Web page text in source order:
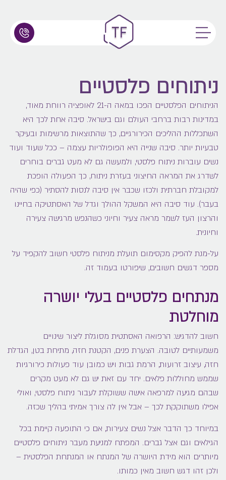
ניתוחים פלסטיים
הניתוחים הפלסטיים הפכו במאה ה-21 לאופציה רווחת מאוד,
במדינות רבות ברחבי העולם וגם בישראל. סיבה אחת לכך היא
השתכללות ההליכים הכירורגיים, כך שהתוצאות מרשימות ובעיקר
טבעיות יותר. סיבה שנייה היא הפופולריות עצמה – ככל שעוד ועוד
נשים עוברות ניתוח פלסטי, ולמעשה גם לא מעט גברים בוחרים
לשדרג את המראה החיצוני בעזרת ניתוח, כך הפעולה הופכת
למקובלת חברתית ולכזו שכבר אין סיבה לנסות להסתיר (כפי שהיה
בעבר). עוד סיבה היא המשקל ההולך וגדל של האסתטיקה בחיינו
והרצון העז לשמר מראה צעיר וחיוני כשהנפש מרגישה צעירה
וחיונית.
על-מנת להפיק מקסימום תועלת מניתוח פלסטי חשוב להקפיד על
מספר דגשים חשובים, שיפורטו בעמוד זה.
מנתחים פלסטיים בעלי יושרה
מוחלטת
חשוב להדגיש: הרפואה האסתטית מסוגלת ליצור שינויים
משמעותיים לטובה. הצערת פנים, הקטנת חזה, מתיחת בטן, הגדלת
חזה, עיצוב זרועות, הרמת גבות ויש כמובן עוד פעולות כירורגיות
שממש מחוללות פלאים. יחד עם זאת יש גם לא מעט מקרים
שבהם מגיעה למרפאה אישה ששוקלת לעבור ניתוח פלסטי, ואולי
אפילו משתוקקת לכך – אבל אין לה צורך אמיתי בהליך שכזה.
במיוחד כך הדבר אצל נשים צעירות, אם כי התופעה קיימת בכל
הגילאים וגם אצל גברים. המפתח למניעת מעבר ניתוחים פלסטיים
מיותרים הוא מידת היושרה של המנתח או המנתחת הפלסטית –
ולכן זהו דגש חשוב מאין כמותו.